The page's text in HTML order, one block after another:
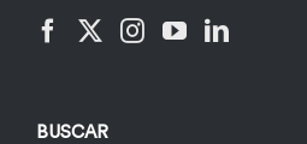
BUSCAR